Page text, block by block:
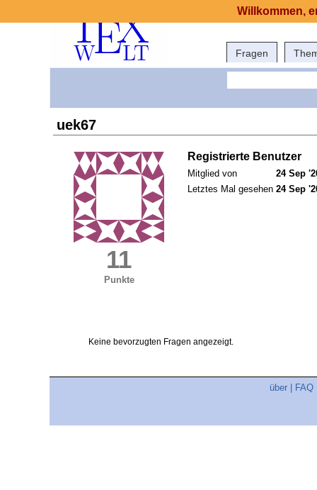
Fragen
uek67
11
Punkte
Registrierte Benutzer
Mitglied von
24 Sep
Letztes Mal gesehen 24 Sep
Keine bevorzugten Fragen angezeigt.
über FAQ
Willkommen,